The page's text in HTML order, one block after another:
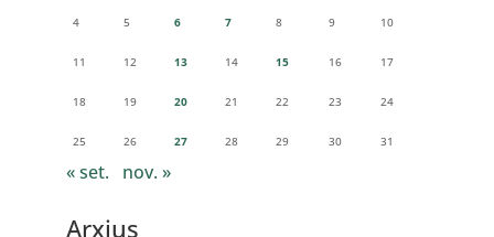
4 5 6 7 8 9 10
11 12 13 14 15 16 17
18 19 20 21 22 23 24
25 26 27 28 29 30 31
« set. nov. »
Arxius